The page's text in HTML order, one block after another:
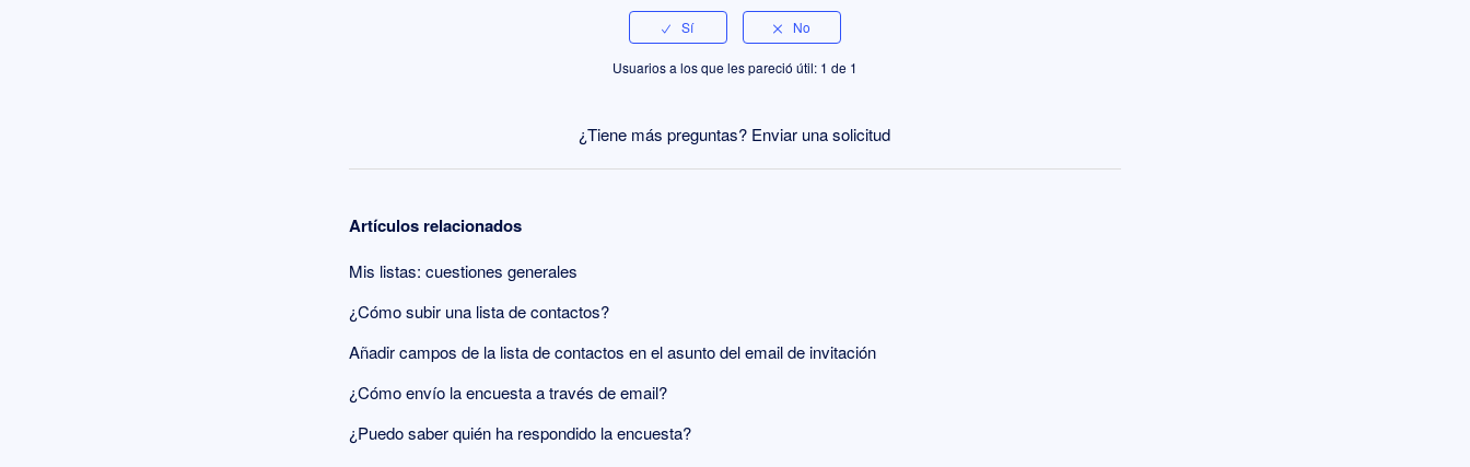
Usuarios a los que les pareció útil: 1 de 1
¿Tiene más preguntas? Enviar una solicitud
Artículos relacionados
Mis listas: cuestiones generales
¿Cómo subir una lista de contactos?
Añadir campos de la lista de contactos en el asunto del email de invitación
¿Cómo envío la encuesta a través de email?
¿Puedo saber quién ha respondido la encuesta?